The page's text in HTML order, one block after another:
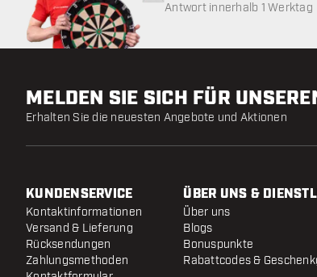
Antwort innerhalb 1 Werktag
MELDEN SIE SICH FÜR
Erhalten Sie die neuesten Angebote und Aktionen
KUNDENSERVICE
Kontaktinformationen
Versand & Lieferung
Rücksendungen
Zahlungsmethoden
ÜBER UNS &
Über uns
Blogs
Bonuspunkte
Rabattcodes &